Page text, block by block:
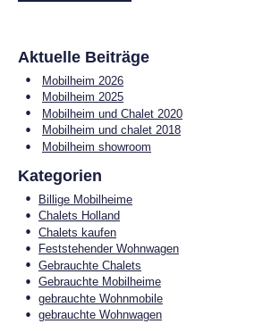
Aktuelle Beiträge
Mobilheim 2026
Mobilheim 2025
Mobilheim und Chalet 2020
Mobilheim und chalet 2018
Mobilheim showroom
Kategorien
Billige Mobilheime
Chalets Holland
Chalets kaufen
Feststehender Wohnwagen
Gebrauchte Chalets
Gebrauchte Mobilheime
gebrauchte Wohnmobile
gebrauchte Wohnwagen